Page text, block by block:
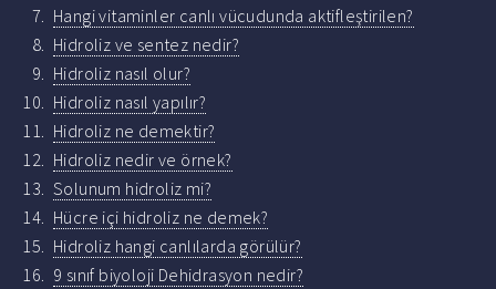
Hangi vitaminler canlı vücudunda aktifleştirilen?
Hidroliz ve sentez nedir?
Hidroliz nasıl olur?
Hidroliz nasıl yapılır?
Hidroliz ne demektir?
Hidroliz nedir ve örnek?
Solunum hidroliz mi?
Hücre içi hidroliz ne demek?
Hidroliz hangi canlılarda görülür?
9 sınıf biyoloji Dehidrasyon nedir?